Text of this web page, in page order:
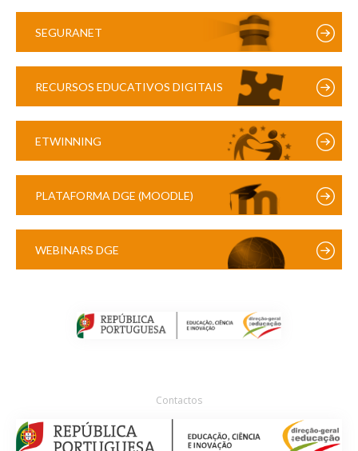
SEGURANET
RECURSOS EDUCATIVOS DIGITAIS
ETWINNING
PLATAFORMA DGE (MOODLE)
WEBINARS DGE
Contactos